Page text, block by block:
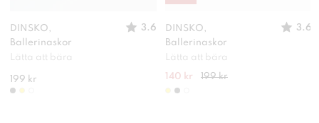
DINSKO,
Ballerinaskor
3.6
Lätta att bära
199 kr
DINSKO,
Ballerinaskor
3.6
Lätta att bära
140 kr 199 kr